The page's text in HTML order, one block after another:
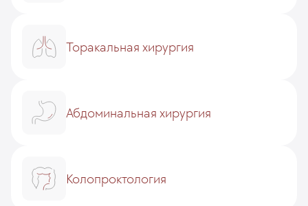
Торакальная хирургия
Абдоминальная хирургия
Колопроктология